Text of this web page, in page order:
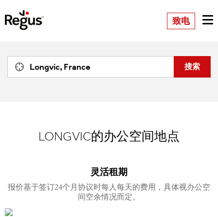
致电
LONGVIC的办公空间地点
灵活租期
报价基于签订24个月协议时每人每天的费用，具体视办公空
间空余情况而定。